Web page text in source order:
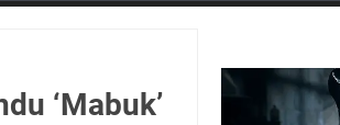
‘Mabuk’